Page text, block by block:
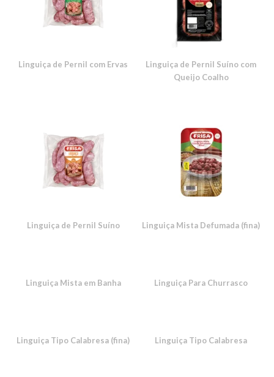
Linguiça de Pernil com Ervas
Linguiça de Pernil Suíno com
Queijo Coalho
Linguiça de Pernil Suíno Linguiça Mista Defumada (fina)
Linguiça Mista em Banha Linguiça Para Churrasco
Linguiça Tipo Calabresa (fina) Linguiça Tipo Calabresa